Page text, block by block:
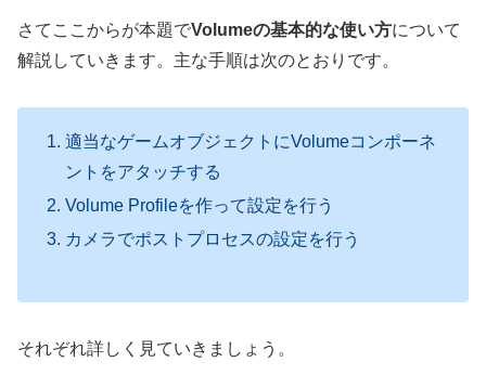
さてここからが本題でVolumeの基本的な使い方について
解説していきます。主な手順は次のとおりです。
適当なゲームオブジェクトにVolumeコンポーネ
ントをアタッチする
Volume Profileを作って設定を行う
カメラでポストプロセスの設定を行う
それぞれ詳しく見ていきましょう。